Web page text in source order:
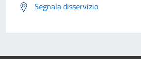
Segnala disservizio